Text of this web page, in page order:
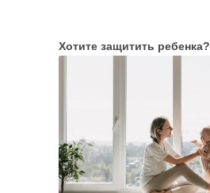
Хотите защитить ребенка?